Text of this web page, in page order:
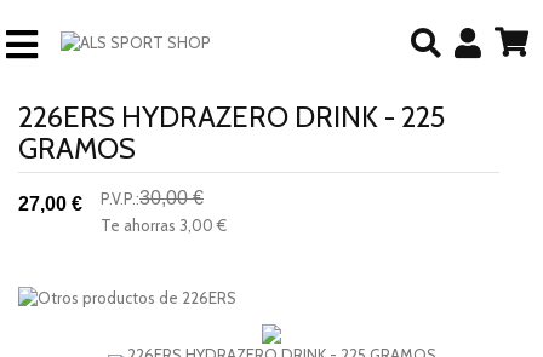
226ERS HYDRAZERO DRINK - 225
GRAMOS
27,00 € P.V.P.:30,00 €
Te ahorras 3,00 €